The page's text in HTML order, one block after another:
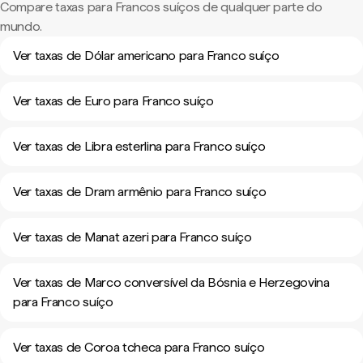
Compare taxas para Francos suíços de qualquer parte do
mundo.
Ver taxas de Dólar americano para Franco suíço
Ver taxas de Euro para Franco suíço
Ver taxas de Libra esterlina para Franco suíço
Ver taxas de Dram armênio para Franco suíço
Ver taxas de Manat azeri para Franco suíço
Ver taxas de Marco conversível da Bósnia e Herzegovina
para Franco suíço
Ver taxas de Coroa tcheca para Franco suíço